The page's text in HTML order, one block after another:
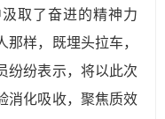
取了奋进的精神力
样，既埋头拉车，
纷纷表示，将以此次
消化吸收，聚焦质效